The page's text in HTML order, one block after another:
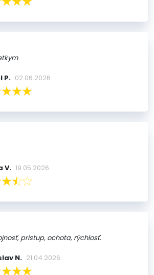
P. 02.06.2026
V. 19.05.2026
pristup, ochota, rýchlosť.
N. 21.04.2026